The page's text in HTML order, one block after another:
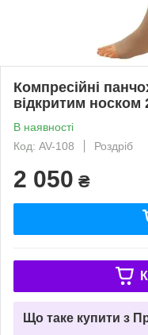
Компресійні
відкритим носком
В наявності
Код: AV-108
Роздріб
2 050 ₴
Що таке купити з